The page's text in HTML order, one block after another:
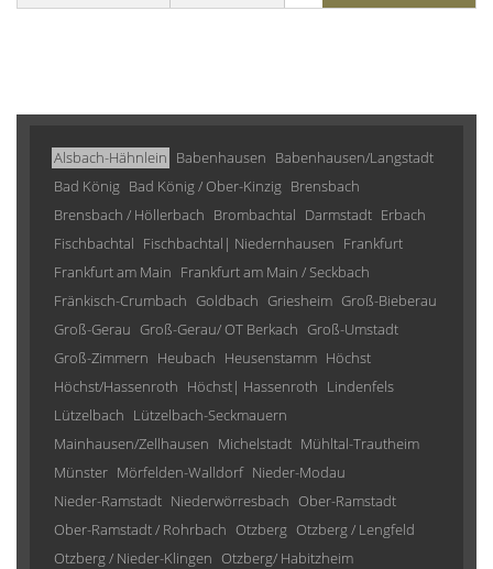
Alsbach-Hähnlein Babenhausen Babenhausen/Langstadt
Bad König Bad König / Ober-Kinzig Brensbach
Brensbach / Höllerbach Brombachtal Darmstadt Erbach
Fischbachtal Fischbachtal| Niedernhausen Frankfurt
Frankfurt am Main Frankfurt am Main / Seckbach
Fränkisch-Crumbach Goldbach Griesheim Groß-Bieberau
Groß-Gerau Groß-Gerau/ OT Berkach Groß-Umstadt
Groß-Zimmern Heubach Heusenstamm Höchst
Höchst/Hassenroth Höchst| Hassenroth Lindenfels
Lützelbach Lützelbach-Seckmauern
Mainhausen/Zellhausen Michelstadt Mühltal-Trautheim
Münster Mörfelden-Walldorf Nieder-Modau
Nieder-Ramstadt Niederwörresbach Ober-Ramstadt
Ober-Ramstadt / Rohrbach Otzberg Otzberg / Lengfeld
Otzberg / Nieder-Klingen Otzberg/ Habitzheim